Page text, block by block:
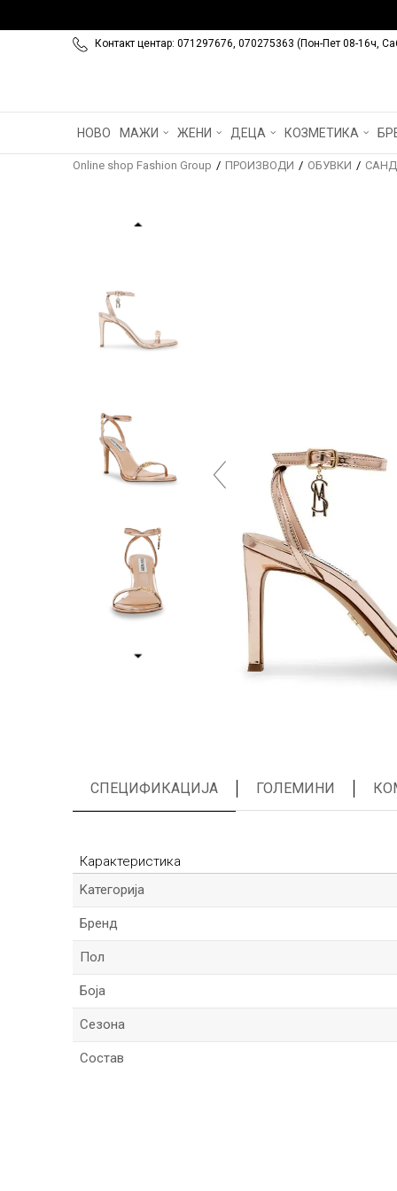
Контакт центар: 071297676, 070275363 (Пон-Пет 08-16ч,
НОВО МАЖИ ЖЕНИ ДЕЦА КОЗМЕТИКА
Online shop Fashion Group ПРОИЗВОДИ ОБУВКИ
СПЕЦИФИКАЦИЈА ГОЛЕМИНИ
Карактеристика
Kатегорија
Бренд
Пол
Боја
Сезона
Состав